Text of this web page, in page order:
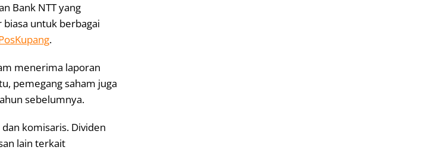
Bank NTT yang
biasa untuk berbagai
.
menerima laporan
pemegang saham juga
sebelumnya.
komisaris. Dividen
lain terkait